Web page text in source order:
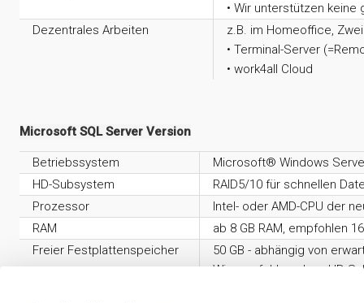
• Wir unterstützen
Dezentrales Arbeiten
z.B. im Homeoffice,
• Terminal-Server
• work4all Cloud
Microsoft SQL Server Version
Betriebssystem
Microsoft® Windows
HD-Subsystem
RAID5/10 für schnellen
Prozessor
Intel- oder AMD-CPU der
RAM
ab 8 GB RAM, empfohlen
Freier Festplattenspeicher
50 GB - abhängig von
Wir empfehlen, dasa HD-